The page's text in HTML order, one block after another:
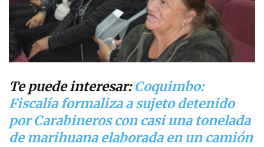
Te puede interesar:Coquimbo:
Fiscalía formaliza a sujeto detenido
por Carabineros con casi una tonelada
de marihuana elaborada en un camión